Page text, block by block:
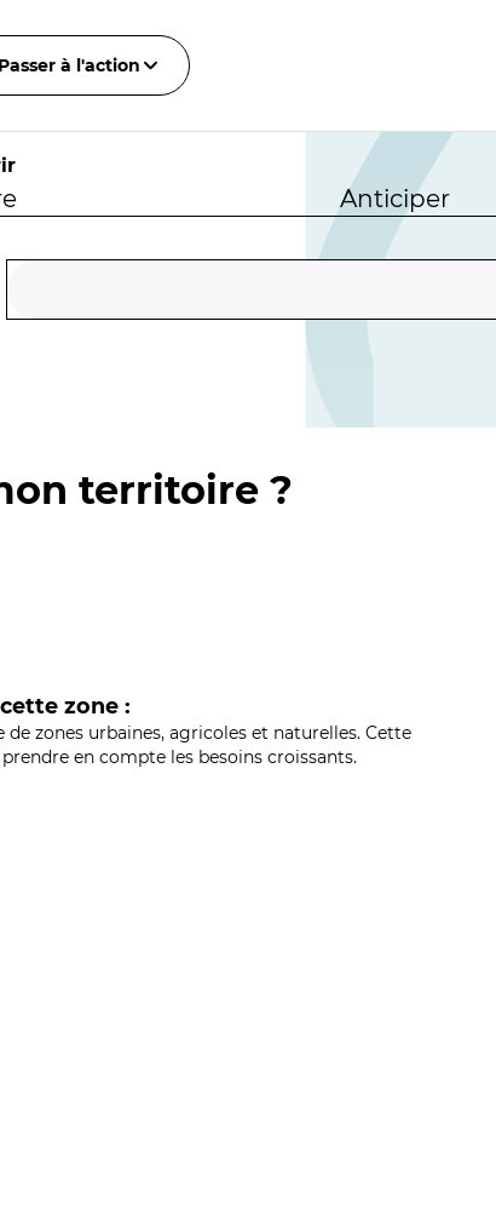
Passer à l'action
Anticiper
territoire ?
zone :
zones urbaines, agricoles et naturelles. Cette
en compte les besoins croissants.